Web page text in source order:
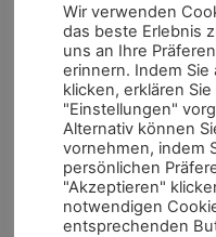
Wir verwenden
das beste Erlebnis
uns an Ihre
erinnern. Indem
klicken, erklären
"Einstellungen"
Alternativ können
vornehmen, indem
persönlichen
"Akzeptieren"
notwendigen
entsprechenden